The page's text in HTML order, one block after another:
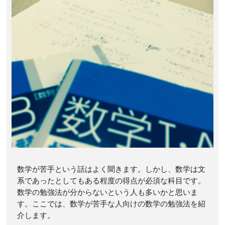
数学が苦手という話はよく聞きます。しかし、数学は文
系であったとしてもある程度の得点が必須な科目です。
数学の勉強法が分からないという人も多いかと思いま
す。ここでは、数学が苦手な人向けの数学の勉強法を紹
介します。